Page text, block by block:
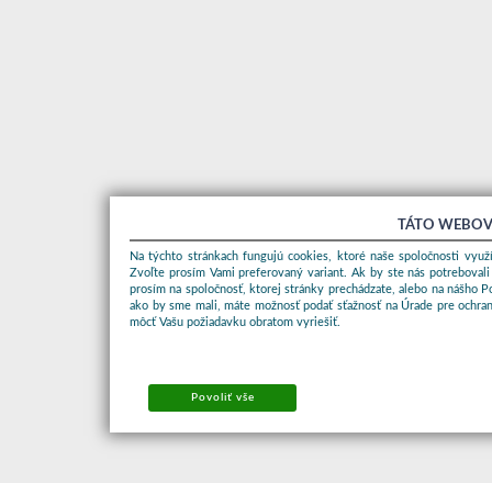
TÁTO
Na týchto stránkach fungujú cookies, ktoré naše spoločnosti
Zvoľte prosím Vami preferovaný variant. Ak by ste nás
prosím na spoločnosť, ktorej stránky prechádzate, alebo na nášho
ako by sme mali, máte možnosť podať sťažnosť na Úrade pre
môcť Vašu požiadavku obratom vyriešiť.
Povoliť vše